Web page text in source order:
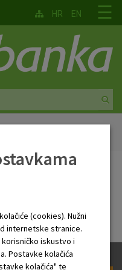
☰
HR EN
2022.pdf
(cookies). Nužni
internetske stranice.
iskustvo i
Postavke kolačića
kolačića" te